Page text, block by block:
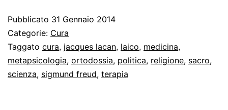
psicanalisi
Pubblicato 31 Gennaio 2014
Categorie: Cura
Taggato cura, jacques lacan, laico, medicina,
metapsicologia, ortodossia, politica, religione, sacro,
scienza, sigmund freud, terapia